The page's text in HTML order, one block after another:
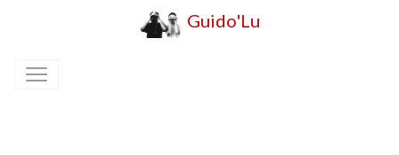
Guido'Lu